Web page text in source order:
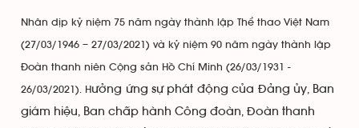
Nhân dịp kỷ niệm 75 năm ngày thành lập Thể thao Việt Nam
(27/03/1946 – 27/03/2021) và kỷ niệm 90 năm ngày thành lập
Đoàn thanh niên Cộng sản Hồ Chí Minh (26/03/1931 -
26/03/2021). Hưởng ứng sự phát động của Đảng ủy, Ban
giám hiệu, Ban chấp hành Công đoàn, Đoàn thanh